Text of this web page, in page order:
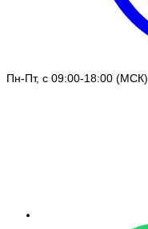
Пн-Пт, с 09:00-18:00 (МСК)